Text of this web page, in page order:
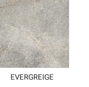
EVERGREIGE